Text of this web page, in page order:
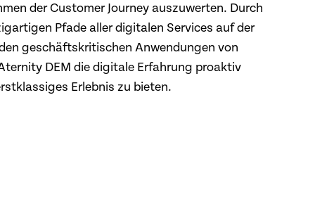
der Customer Journey auszuwerten. Durch
Pfade aller digitalen Services auf der
geschäftskritischen Anwendungen von
DEM die digitale Erfahrung proaktiv
Erlebnis zu bieten.